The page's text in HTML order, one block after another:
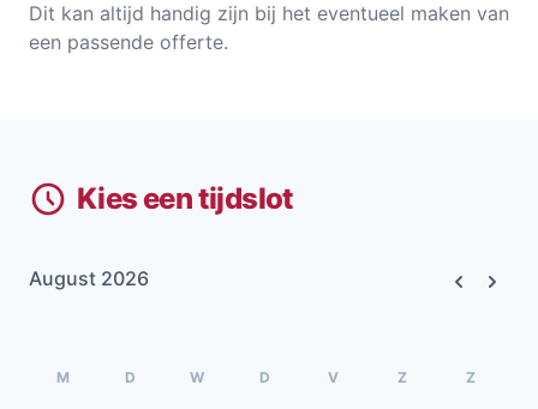
Dit kan altijd handig zijn bij het eventueel maken van
een passende offerte.
Kies een tijdslot
August 2026
M D W D V Z Z